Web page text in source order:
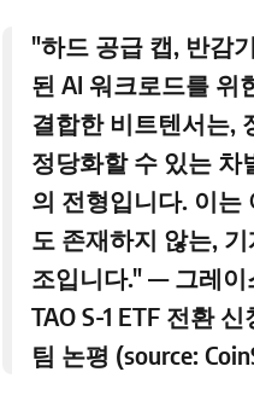
"하드 공급 캡, 반감
된 AI 워크로드를 위
결합한 비트텐서는,
정당화할 수 있는 차
의 전형입니다. 이는
도 존재하지 않는,
조입니다." — 그레
TAO S-1 ETF 전환
팀 논평 (source: